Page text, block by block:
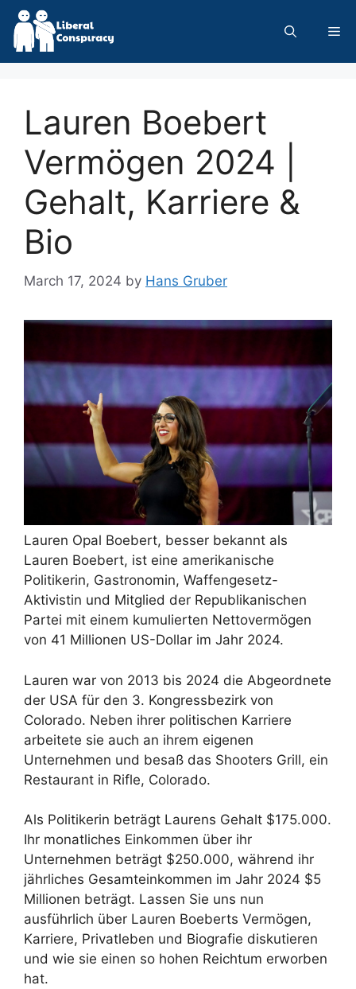
Skip
content
Lauren Boebert
Vermögen 2024 |
Gehalt, Karriere &
Bio
March 17, 2024 by Hans Gruber
Lauren Opal Boebert, besser bekannt als
Lauren Boebert, ist eine amerikanische
Politikerin, Gastronomin, Waffengesetz-
Aktivistin und Mitglied der Republikanischen
Partei mit einem kumulierten Nettovermögen
von 41 Millionen US-Dollar im Jahr 2024.
Lauren war von 2013 bis 2024 die Abgeordnete
der USA für den 3. Kongressbezirk von
Colorado. Neben ihrer politischen Karriere
arbeitete sie auch an ihrem eigenen
Unternehmen und besaß das Shooters Grill, ein
Restaurant in Rifle, Colorado.
Als Politikerin beträgt Laurens Gehalt $175.000.
Ihr monatliches Einkommen über ihr
Unternehmen beträgt $250.000, während ihr
jährliches Gesamteinkommen im Jahr 2024 $5
Millionen beträgt. Lassen Sie uns nun
ausführlich über Lauren Boeberts Vermögen,
Karriere, Privatleben und Biografie diskutieren
und wie sie einen so hohen Reichtum erworben
hat.